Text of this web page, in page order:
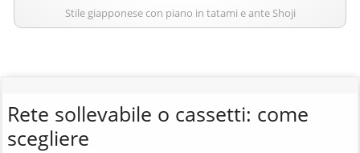
Stile giapponese con piano in tatami e ante Shoji
Rete sollevabile o cassetti: come
scegliere